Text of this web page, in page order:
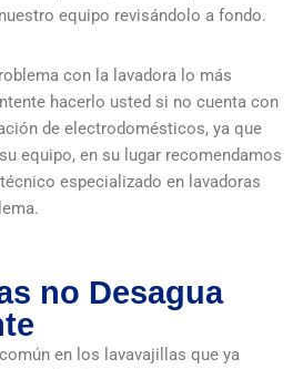
equipo revisándolo a fondo.
con la lavadora lo más
hacerlo usted si no cuenta con
de electrodomésticos, ya que
equipo, en su lugar recomendamos
especializado en lavadoras
no Desagua
en los lavavajillas que ya